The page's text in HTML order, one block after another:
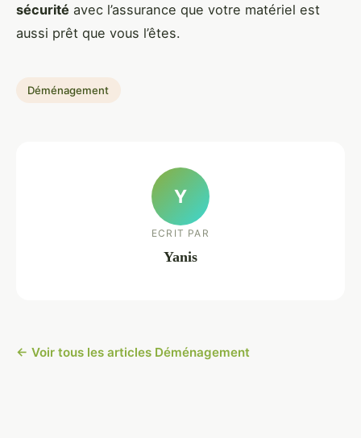
sécurité avec l’assurance que votre matériel est
aussi prêt que vous l’êtes.
Déménagement
Y
ECRIT PAR
Yanis
← Voir tous les articles Déménagement